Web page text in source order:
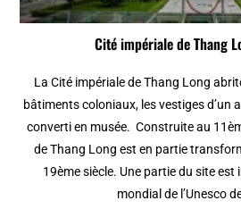
Cité impériale de Thang
La Cité impériale de Thang Long
bâtiments coloniaux, les vestiges d’un
converti en musée. Construite au
de Thang Long est en partie
19ème siècle. Une partie du site
mondial de l’Unesco